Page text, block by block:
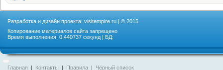
Разработка и дизайн проекта: visitempire.ru | © 2015
Копирование материалов сайта запрещено
Время выполнения: 0,440737 секунд | БД:
Главная | Контакты | Правила | Чёрный список